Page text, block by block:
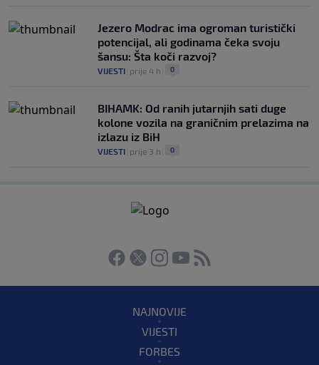
Jezero Modrac ima ogroman turistički
potencijal, ali godinama čeka svoju
šansu: Šta koči razvoj?
VIJESTI prije 4 h 0
BIHAMK: Od ranih jutarnjih sati duge
kolone vozila na graničnim prelazima na
izlazu iz BiH
VIJESTI prije 3 h 0
NAJNOVIJE
VIJESTI
FORBES